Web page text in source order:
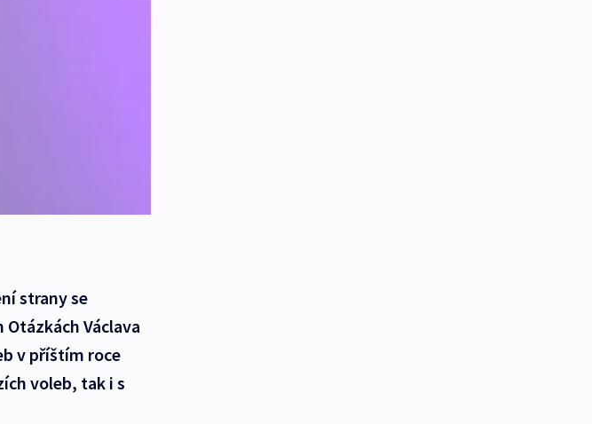
strany se
Václava
v příštím roce
voleb, tak i s